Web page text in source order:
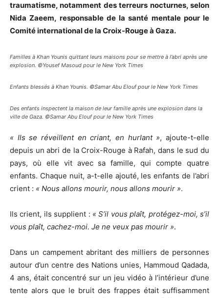
traumatisme, notamment des terreurs nocturnes, selon
Nida Zaeem, responsable de la santé mentale pour le
Comité international de la Croix-Rouge à Gaza.
Familles à Khan Younis quittant leurs maisons pour se mettre à l’abri après une
explosion. ©Yousef Masoud pour le New York Times
Enfants blessés à Khan Younis. ©Samar Abu Elouf pour le New York Times
Des enfants inspectent la maison de leur famille après une explosion dans la
ville de Gaza. ©Samar Abu Elouf pour le New York Times
« Ils se réveillent en criant, en hurlant », ajoute-t-elle
depuis un abri de la Croix-Rouge à Rafah, dans le sud du
pays, où elle vit avec sa famille, qui compte quatre
enfants. Chaque nuit, a-t-elle ajouté, les enfants de l’abri
crient : « Nous allons mourir, nous allons mourir ».
Ils crient, ils supplient : « S’il vous plaît, protégez-moi, s’il
vous plaît, cachez-moi. Je ne veux pas mourir ».
Dans un campement abritant des milliers de personnes
autour d’un centre des Nations unies, Hammoud Qadada,
4 ans, était concentré sur un jeu vidéo à l’intérieur d’une
tente alors que le bruit des frappes était suffisamment